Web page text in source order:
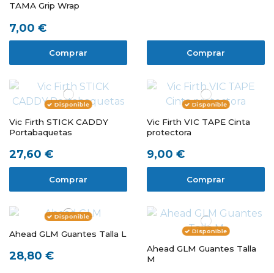
TAMA Grip Wrap
7,00 €
Comprar Comprar
Disponible
Vic Firth STICK CADDY
Portabaquetas
27,60 €
Comprar
Disponible
Vic Firth VIC TAPE Cinta
protectora
9,00 €
Comprar
Disponible
Ahead GLM Guantes Talla L
28,80 €
Disponible
Ahead GLM Guantes Talla
M